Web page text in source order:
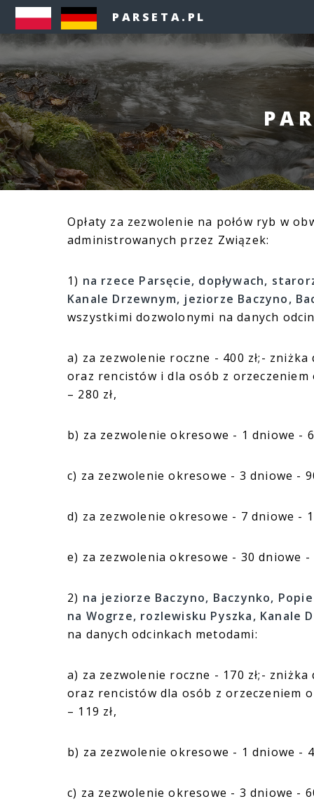
PARSETA.PL
Opłaty za zezwolenie na połów ryb w
administrowanych przez Związek:
1) na rzece Parsęcie, dopływach,
Kanale Drzewnym, jeziorze Baczyno,
wszystkimi dozwolonymi na danych
a) za zezwolenie roczne - 400 zł;-
oraz rencistów i dla osób z orzeczeniem
– 280 zł,
b) za zezwolenie okresowe - 1 dniowe -
c) za zezwolenie okresowe - 3 dniowe -
d) za zezwolenie okresowe - 7 dniowe -
e) za zezwolenia okresowe - 30 dniowe -
2) na jeziorze Baczyno, Baczynko,
na Wogrze, rozlewisku Pyszka, Kanale
na danych odcinkach metodami:
a) za zezwolenie roczne - 170 zł;-
oraz rencistów dla osób z orzeczeniem
– 119 zł,
b) za zezwolenie okresowe - 1 dniowe -
c) za zezwolenie okresowe - 3 dniowe -